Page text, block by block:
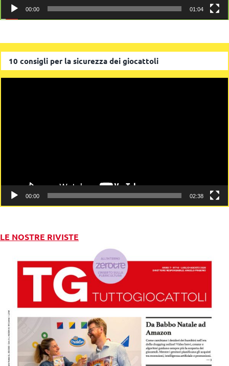
00:00 01:04
10 consigli per la sicurezza dei giocattoli
00:00 02:38
LE NOSTRE RIVISTE